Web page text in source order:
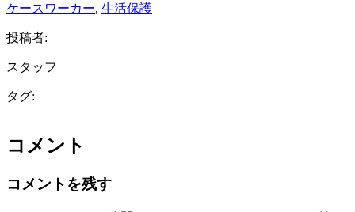
ケースワーカー, 生活保護
投稿者:
スタッフ
タグ:
コメント
コメントを残す